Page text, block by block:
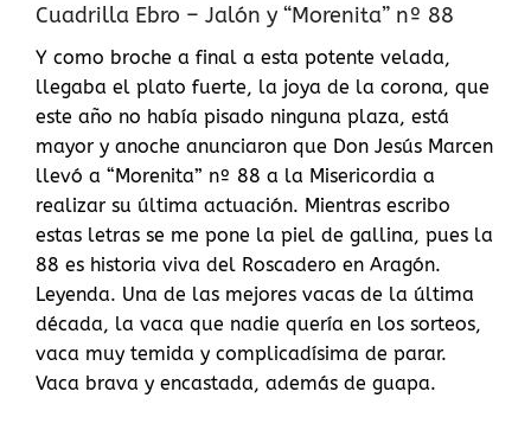
Cuadrilla Ebro – Jalón y “Morenita” nº 88
Y como broche a final a esta potente velada,
llegaba el plato fuerte, la joya de la corona, que
este año no había pisado ninguna plaza, está
mayor y anoche anunciaron que Don Jesús Marcen
llevó a “Morenita” nº 88 a la Misericordia a
realizar su última actuación. Mientras escribo
estas letras se me pone la piel de gallina, pues la
88 es historia viva del Roscadero en Aragón.
Leyenda. Una de las mejores vacas de la última
década, la vaca que nadie quería en los sorteos,
vaca muy temida y complicadísima de parar.
Vaca brava y encastada, además de guapa.